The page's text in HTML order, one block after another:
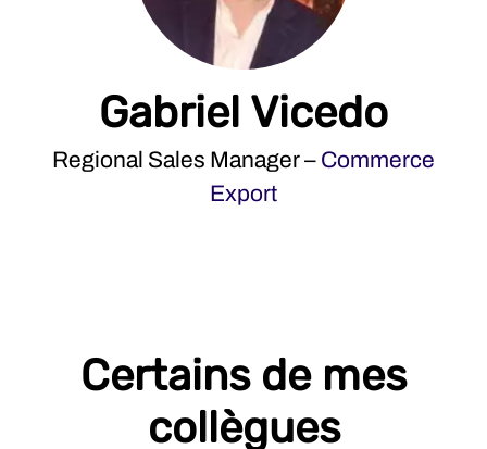
Gabriel Vicedo
Regional Sales Manager – Commerce
Export
Certains de mes
collègues